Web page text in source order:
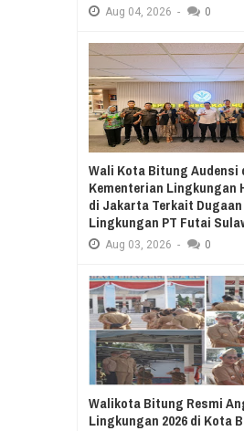
Aug 04, 2026 - 0
Wali Kota Bitung Audensi
Kementerian Lingkungan
di Jakarta Terkait Dugaan
Lingkungan PT Futai
Aug 03, 2026 - 0
Walikota Bitung Resmi
Lingkungan 2026 di Kota